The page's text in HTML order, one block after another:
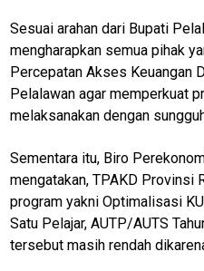
Sesuai arahan dari Bupati
mengharapkan semua pihak
Percepatan Akses Keuangan
Pelalawan agar memperkuat
melaksanakan dengan
Sementara itu, Biro
mengatakan, TPAKD Provinsi
program yakni Optimalisasi
Satu Pelajar, AUTP/AUTS
tersebut masih rendah
Home
jawabarat